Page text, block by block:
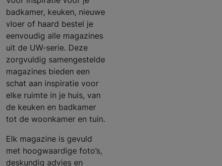
badkamer, keuken, nieuwe
vloer of haard bestel je
eenvoudig alle magazines
uit de UW-serie. Deze
zorgvuldig samengestelde
magazines bieden een
schat aan inspiratie voor
elke ruimte in je huis, van
de keuken en badkamer
tot de woonkamer en tuin.
Elk magazine is gevuld
met hoogwaardige foto’s,
deskundig advies en